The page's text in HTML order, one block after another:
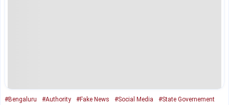
#Bengaluru #Authority #Fake News #Social Media #State Governement